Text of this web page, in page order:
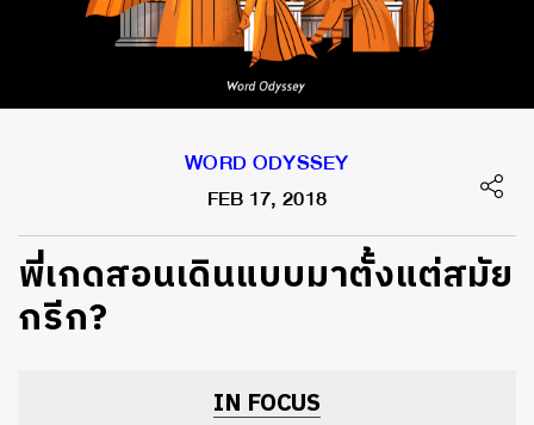
WORD ODYSSEY
FEB 17, 2018
พี่เกดสอนเดินแบบมาตั้งแต่สมัย
กรีก?
IN FOCUS